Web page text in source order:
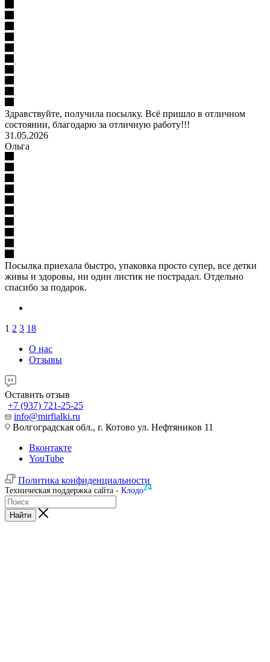
Здравствуйте, получила посылку. Всё пришло в отличном
состоянии, благодарю за отличную работу!!!
31.05.2026
Ольга
Посылка приехала быстро, упаковка просто супер, все детки
живы и здоровы, ни один листик не пострадал. Отдельно
спасибо за подарок.
1 2 3 18
О нас
Отзывы
Оставить отзыв
+7 (937) 721-25-25
info@mirfialki.ru
Волгоградская обл., г. Котово ул. Нефтяников 11
Вконтакте
YouTube
Политика конфиденциальности
Техническая поддержка сайта - Клодо24
Найти